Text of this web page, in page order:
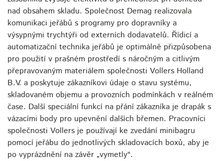
nad obsahem skladu. Společnost Demag realizovala
komunikaci jeřábů s programy pro dopravníky a
výsypnými trychtýři od externích dodavatelů. Řídicí a
automatizační technika jeřábů je optimálně přizpůsobena
pro použití v prašném prostředí s náročným a citlivým
přepravovaným materiálem společnosti Vollers Holland
B.V. a poskytuje zákazníkovi údaje o stavu systému,
skladovaném objemu a provozních podmínkách v reálném
čase. Další speciální funkcí na přání zákazníka je drapák s
vázacími body pro upevnění dalších břemen. Pracovníci
společnosti Vollers je používají ke zvedání minibagru
pomocí jeřábu do jednotlivých skladovacích boxů, aby je
po vyprázdnění na závěr „vymetly“.